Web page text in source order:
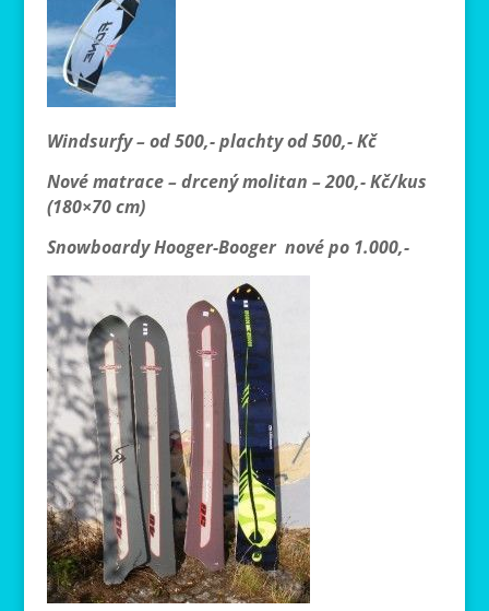
Windsurfy – od 500,- plachty od 500,- Kč
Nové matrace – drcený molitan – 200,- Kč/kus
(180×70 cm)
Snowboardy Hooger-Booger nové po 1.000,-